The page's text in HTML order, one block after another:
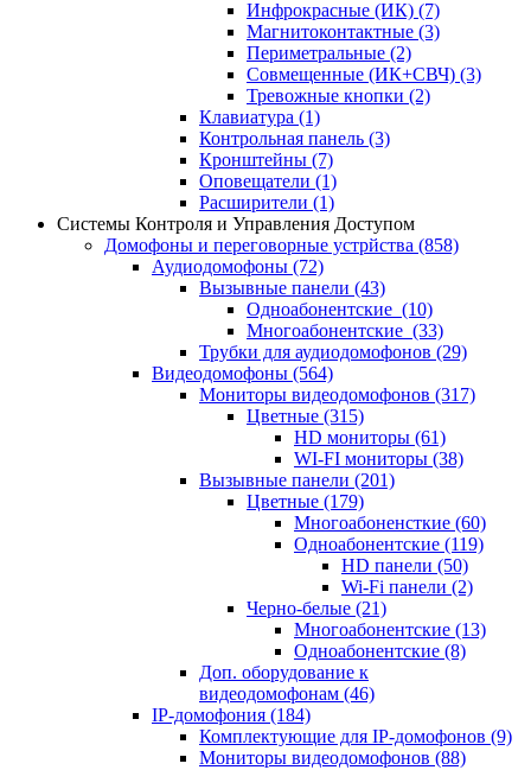
Инфрокрасные (ИК) (7)
Магнитоконтактные (3)
Периметральные (2)
Совмещенные (ИК+СВЧ) (3)
Тревожные кнопки (2)
Клавиатура (1)
Контрольная панель (3)
Кронштейны (7)
Оповещатели (1)
Расширители (1)
Системы Контроля и Управления Доступом
Домофоны и переговорные устрйства (858)
Аудиодомофоны (72)
Вызывные панели (43)
Одноабонентские (10)
Многоабонентские (33)
Трубки для аудиодомофонов (29)
Видеодомофоны (564)
Мониторы видеодомофонов (317)
Цветные (315)
HD мониторы (61)
WI-FI мониторы (38)
Вызывные панели (201)
Цветные (179)
Многоабоненсткие (60)
Одноабонентские (119)
HD панели (50)
Wi-Fi панели (2)
Черно-белые (21)
Многоабонентские (13)
Одноабонентские (8)
Доп. оборудование к
видеодомофонам (46)
IP-домофония (184)
Комплектующие для IP-домофонов (9)
Мониторы видеодомофонов (88)